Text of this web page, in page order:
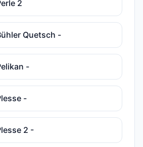
2
Quetsch -
-
-
2 -